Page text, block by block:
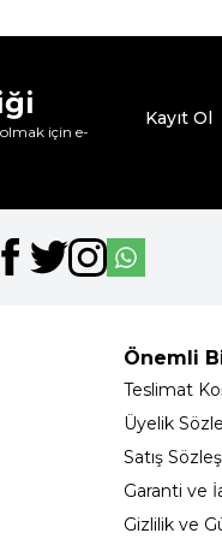
için e-
Kayıt Ol
Önemli
Teslimat
Üyelik
Satış
Garanti ve
Gizlilik ve